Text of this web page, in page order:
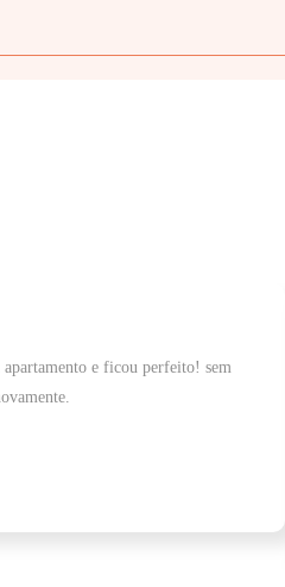
e ficou perfeito! sem